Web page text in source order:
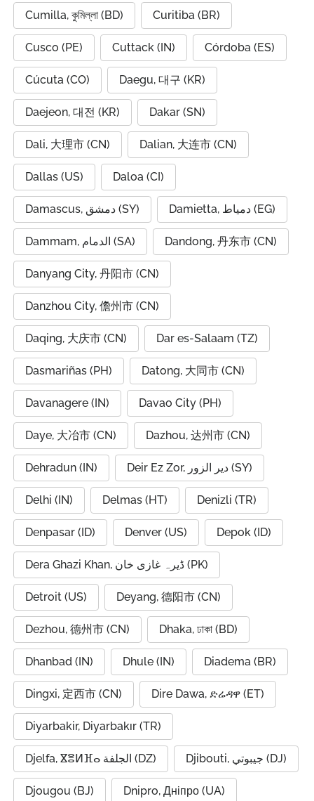
Cumilla, কুমিল্লা (BD) Curitiba (BR)
Cusco (PE) Cuttack (IN) Córdoba (ES)
Cúcuta (CO) Daegu, 대구 (KR)
Daejeon, 대전 (KR) Dakar (SN)
Dali, 大理市 (CN) Dalian, 大连市 (CN)
Dallas (US) Daloa (CI)
Damascus, دمشق (SY) Damietta, دمياط (EG)
Dammam, الدمام (SA) Dandong, 丹东市 (CN)
Danyang City, 丹阳市 (CN)
Danzhou City, 儋州市 (CN)
Daqing, 大庆市 (CN) Dar es-Salaam (TZ)
Dasmariñas (PH) Datong, 大同市 (CN)
Davanagere (IN) Davao City (PH)
Daye, 大冶市 (CN) Dazhou, 达州市 (CN)
Dehradun (IN) Deir Ez Zor, دير الزور (SY)
Delhi (IN) Delmas (HT) Denizli (TR)
Denpasar (ID) Denver (US) Depok (ID)
Dera Ghazi Khan, ڈیرہ غازی خان (PK)
Detroit (US) Deyang, 德阳市 (CN)
Dezhou, 德州市 (CN) Dhaka, ঢাকা (BD)
Dhanbad (IN) Dhule (IN) Diadema (BR)
Dingxi, 定西市 (CN) Dire Dawa, ድሬዳዋ (ET)
Diyarbakir, Diyarbakır (TR)
Djelfa, ⴵⴻⵍⴼⴰ الجلفة (DZ) Djibouti, جيبوتي (DJ)
Djougou (BJ) Dnipro, Дніпро (UA)